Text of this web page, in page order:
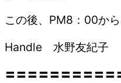
この後、PM8：00か
Handle 水野友紀子
〓〓〓〓〓〓〓〓〓〓